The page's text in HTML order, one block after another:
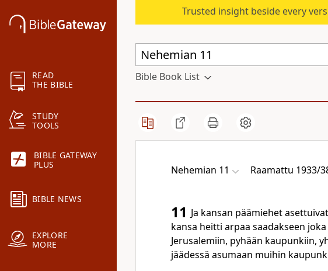
READ
THE BIBLE
STUDY
TOOLS
BIBLE GATEWAY
PLUS
BIBLE NEWS
EXPLORE
MORE
Trusted insight beside every
Bible Book List
Nehemian 11 Raamattu 1933/
11 Ja kansan päämiehet
kansa heitti arpaa saadakseen
Jerusalemiin, pyhään kaupunkiin,
jäädessä asumaan muihin